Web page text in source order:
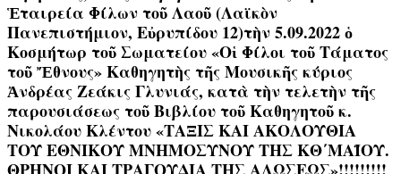
Ἑταιρεία Φίλων τοῦ Λαοῦ (Λαϊκὸν
Πανεπιστήμιον, Εὐρυπίδου 12)τὴν 5.09.2022 ὁ
Κοσμήτωρ τοῦ Σωματείου «Οἱ Φίλοι τοῦ Τάματος
τοῦ Ἔθνους» Καθηγητὴς τῆς Μουσικῆς κύριος
Ἀνδρέας Ζεάκις Γλυνιάς, κατὰ τὴν τελετὴν τῆς
παρουσιάσεως τοῦ Βιβλίου τοῦ Καθηγητοῦ κ.
Νικολάου Κλέντου«ΤΑΞΙΣ ΚΑΙ ΑΚΟΛΟΥΘΙΑ
ΤΟΥ ΕΘΝΙΚΟΥ ΜΝΗΜΟΣΥΝΟΥ ΤΗΣ ΚΘ΄ΜΑΪΟΥ.